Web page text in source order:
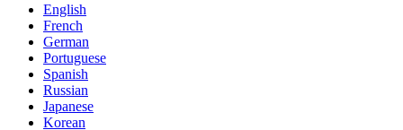
English
French
German
Portuguese
Spanish
Russian
Japanese
Korean